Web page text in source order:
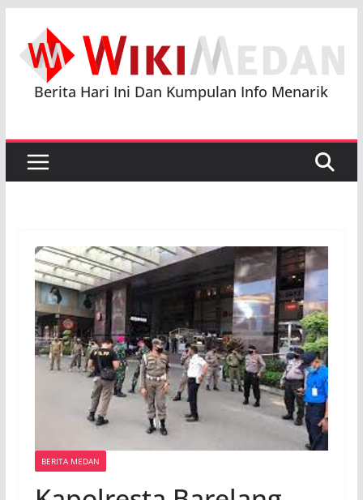
content
Berita Hari Ini Dan Kumpulan Info Menarik
BERITA MEDAN